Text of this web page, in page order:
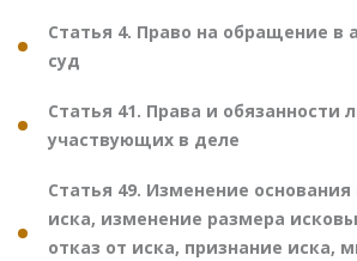
Статья 4. Право на обращение в
суд
Статья 41. Права и обязанности
участвующих в деле
Статья 49. Изменение
иска, изменение размера
отказ от иска, признание иска,